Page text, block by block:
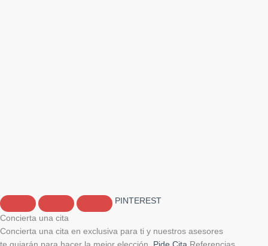
PINTEREST
Concierta una cita
Concierta una cita en exclusiva para ti y nuestros asesores